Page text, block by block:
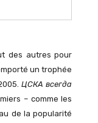
des autres pour
un trophée
ЦСКА всегда
– comme les
de la popularité